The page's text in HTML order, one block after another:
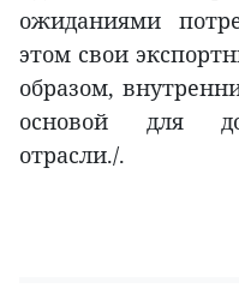
ожиданиями
этом свои
образом,
основой для
отрасли./.